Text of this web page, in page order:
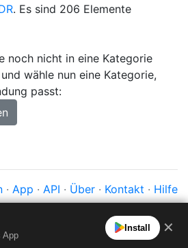
. Es sind 206 Elemente
noch nicht in eine Kategorie
wähle nun eine Kategorie,
passt:
· App · API · Über · Kontakt · Hilfe
App
Install ✕